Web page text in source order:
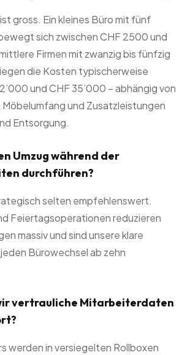
gross. Ein kleines Büro mit fünf
sich zwischen CHF 2500 und
Firmen mit zwanzig bis fünfzig
die Kosten typischerweise
und CHF 35’000 – abhängig von
und Zusatzleistungen
Entsorgung.
Umzug während der
durchführen?
selten empfehlenswert.
Feiertagsoperationen reduzieren
massiv und sind unsere klare
Bürowechsel ab zehn
vertrauliche Mitarbeiterdaten
werden in versiegelten Rollboxen